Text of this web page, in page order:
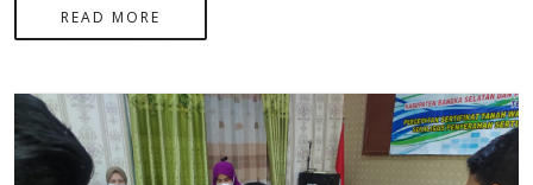
READ MORE